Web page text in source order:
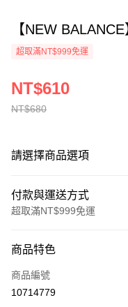
【NEW
超取滿NT$999免運
NT$680
NT$610
請選擇商品選項
付款與運送方式
超取滿NT$999免運
信用卡一次付款
超商取貨付款
商品特色
商品編號
10714779